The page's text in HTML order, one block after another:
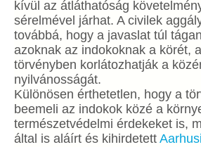
kívül az átláthatóság
sérelmével járhat. A civilek
továbbá, hogy a javaslat túl
azoknak az indokoknak a körét,
törvényben korlátozhatják a
nyilvánosságát.
Különösen érthetetlen, hogy a
beemeli az indokok közé a
természetvédelmi érdekeket is,
által is aláírt és kihirdetett